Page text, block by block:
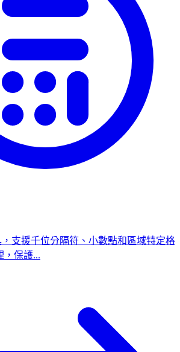
支援千位分隔符、小數點和區域特定格
，保護...